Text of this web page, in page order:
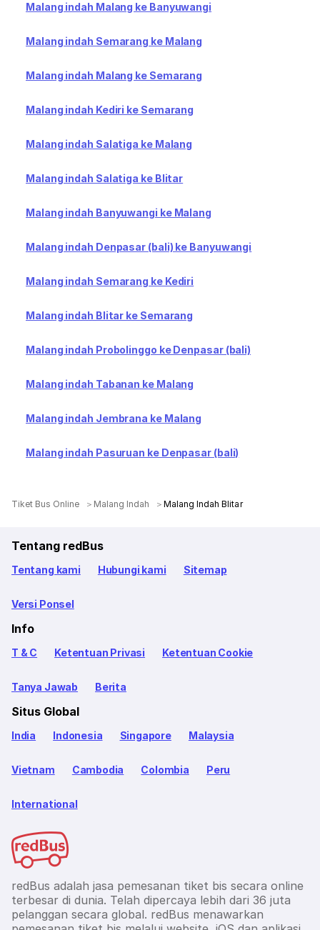
Malang indah Malang ke Banyuwangi
Malang indah Semarang ke Malang
Malang indah Malang ke Semarang
Malang indah Kediri ke Semarang
Malang indah Salatiga ke Malang
Malang indah Salatiga ke Blitar
Malang indah Banyuwangi ke Malang
Malang indah Denpasar (bali) ke Banyuwangi
Malang indah Semarang ke Kediri
Malang indah Blitar ke Semarang
Malang indah Probolinggo ke Denpasar (bali)
Malang indah Tabanan ke Malang
Malang indah Jembrana ke Malang
Malang indah Pasuruan ke Denpasar (bali)
Tiket Bus Online Malang Indah Malang Indah Blitar
Tentang redBus
Tentang kami Hubungi kami Sitemap
Versi Ponsel
Info
T & C Ketentuan Privasi Ketentuan Cookie
Tanya Jawab Berita
Situs Global
India Indonesia Singapore Malaysia
Vietnam Cambodia Colombia Peru
International
redBus adalah jasa pemesanan tiket bis secara online
terbesar di dunia. Telah dipercaya lebih dari 36 juta
pelanggan secara global. redBus menawarkan